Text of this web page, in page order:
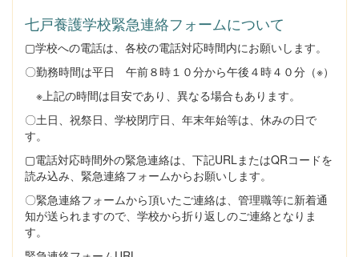
七戸養護学校緊急連絡フォームについて
▢学校への電話は、各校の電話対応時間内にお願いします。
〇勤務時間は平日 午前８時１０分から午後４時４０分（※）
※上記の時間は目安であり、異なる場合もあります。
〇土日、祝祭日、学校閉庁日、年末年始等は、休みの日で
す。
▢電話対応時間外の緊急連絡は、下記URLまたはQRコードを
読み込み、緊急連絡フォームからお願いします。
〇緊急連絡フォームから頂いたご連絡は、管理職等に新着通
知が送られますので、学校から折り返しのご連絡となりま
す。